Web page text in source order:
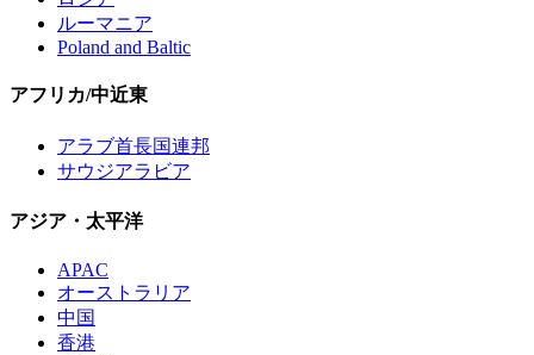
ルーマニア
Poland and Baltic
アフリカ/中近東
アラブ首長国連邦
サウジアラビア
アジア・太平洋
APAC
オーストラリア
中国
香港